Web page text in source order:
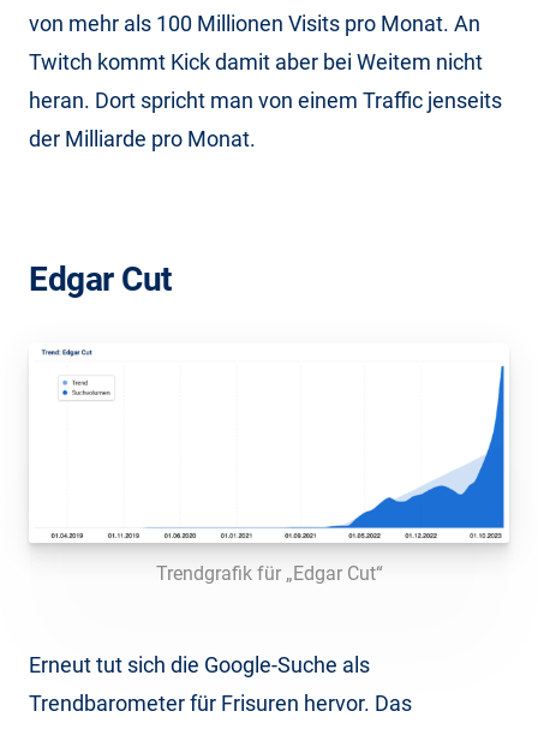
von mehr als 100 Millionen Visits pro Monat. An
Twitch kommt Kick damit aber bei Weitem nicht
heran. Dort spricht man von einem Traffic jenseits
der Milliarde pro Monat.
Edgar Cut
Trendgrafik für „Edgar Cut“
Erneut tut sich die Google-Suche als
Trendbarometer für Frisuren hervor. Das